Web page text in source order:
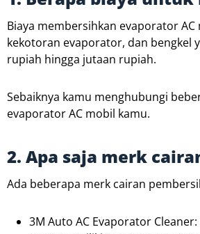
Biaya membersihkan evaporator
kekotoran evaporator, dan bengkel
rupiah hingga jutaan rupiah.
Sebaiknya kamu menghubungi
evaporator AC mobil kamu.
2. Apa saja merk
Ada beberapa merk cairan
3M Auto AC Evaporator